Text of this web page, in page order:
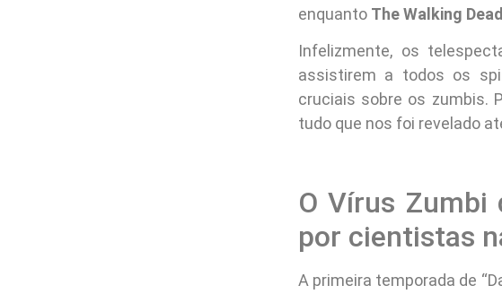
enquanto The Walking
Infelizmente, os
assistirem a todos os
cruciais sobre os zumbis.
tudo que nos foi revelado
O Vírus Zumbi
por cientistas
A primeira temporada de